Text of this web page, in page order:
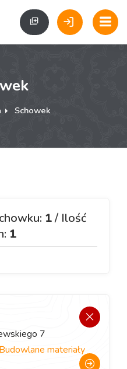
Schowek
1/ Ilość
1
7
Budowlane materiały